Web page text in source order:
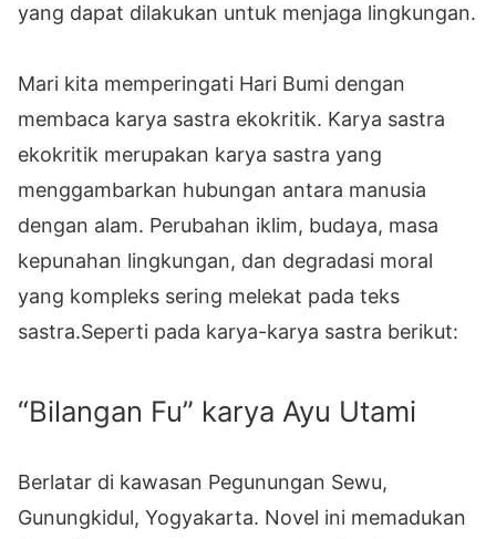
yang dapat dilakukan untuk menjaga lingkungan.
Mari kita memperingati Hari Bumi dengan
membaca karya sastra ekokritik. Karya sastra
ekokritik merupakan karya sastra yang
menggambarkan hubungan antara manusia
dengan alam. Perubahan iklim, budaya, masa
kepunahan lingkungan, dan degradasi moral
yang kompleks sering melekat pada teks
sastra.Seperti pada karya-karya sastra berikut:
“Bilangan Fu” karya Ayu Utami
Berlatar di kawasan Pegunungan Sewu,
Gunungkidul, Yogyakarta. Novel ini memadukan